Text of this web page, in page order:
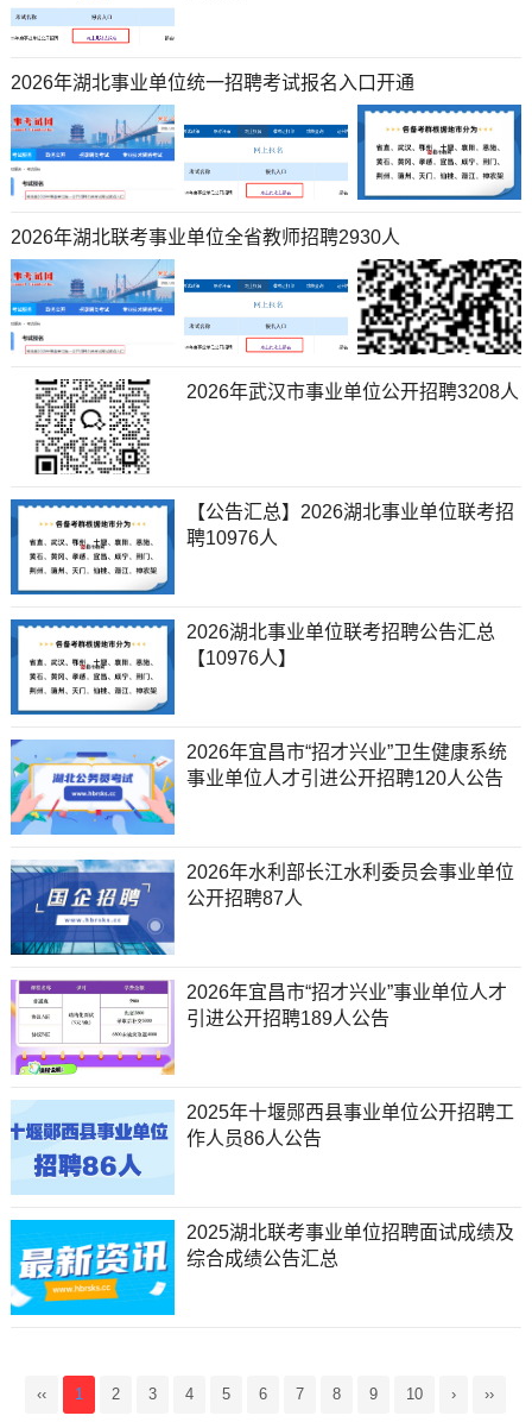
2026年湖北事业单位统一招聘考试报名入口开通
2026年湖北联考事业单位全省教师招聘2930人
2026年武汉市事业单位公开招聘3208人
【公告汇总】2026湖北事业单位联考招
聘10976人
2026湖北事业单位联考招聘公告汇总
【10976人】
2026年宜昌市“招才兴业”卫生健康系统
事业单位人才引进公开招聘120人公告
2026年水利部长江水利委员会事业单位
公开招聘87人
2026年宜昌市“招才兴业”事业单位人才
引进公开招聘189人公告
2025年十堰郧西县事业单位公开招聘工
作人员86人公告
2025湖北联考事业单位招聘面试成绩及
综合成绩公告汇总
‹‹ 1 2 3 4 5 6 7 8 9 10 › ››